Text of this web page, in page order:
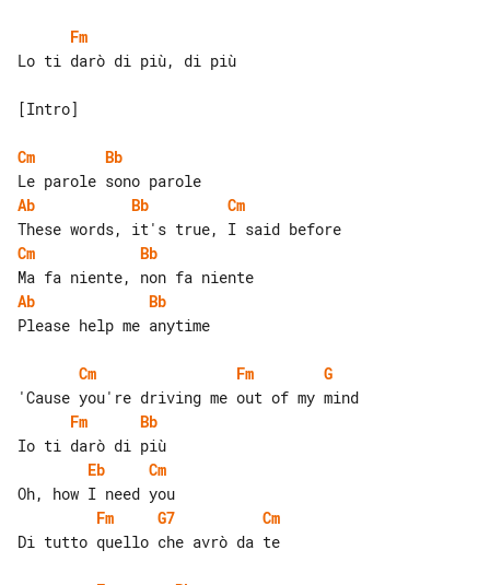
Fm
Lo ti darò di più, di più
[Intro]
Cm
Bb
Ab
Bb
Cm
Cm
Bb
Ab
Bb
Please help me anytime
Cm Fm
G
Fm
Bb
Eb
Cm
Fm
G7
Cm
Di tutto quello che avrò da te